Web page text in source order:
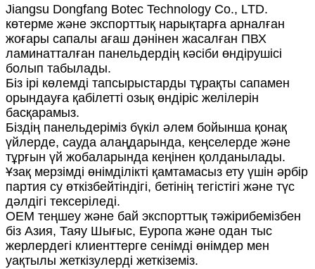
Jiangsu Dongfang Botec Technology Co., LTD.
көтерме және экспорттық нарықтарға арналған
жоғары сапалы ағаш дәнінен жасалған ПВХ
ламинатталған панельдердің кәсіби өндірушісі
болып табылады.
Біз ірі көлемді тапсырыстарды тұрақты сапамен
орындауға қабілетті озық өндіріс желілерін
басқарамыз.
Біздің панельдеріміз бүкіл әлем бойынша қонақ
үйлерде, сауда алаңдарында, кеңселерде және
тұрғын үй жобаларында кеңінен қолданылады.
Ұзақ мерзімді өнімділікті қамтамасыз ету үшін әрбір
партия су өткізбейтіндігі, бетінің тегістігі және түс
дәлдігі тексеріледі.
OEM теңшеу және бай экспорттық тәжірибемізбен
біз Азия, Таяу Шығыс, Еуропа және одан тыс
жерлердегі клиенттерге сенімді өнімдер мен
уақтылы жеткізулерді жеткіземіз.